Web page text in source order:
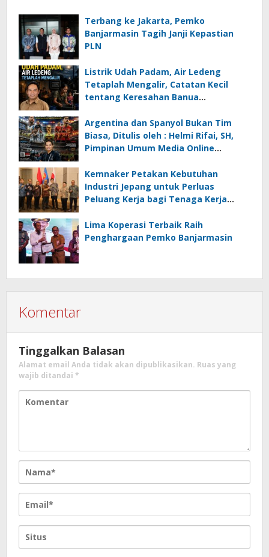
Terbang ke Jakarta, Pemko
Banjarmasin Tagih Janji Kepastian
PLN
Listrik Udah Padam, Air Ledeng
Tetaplah Mengalir, Catatan Kecil
tentang Keresahan Banua
Ancaman Lingkungan, Oleh : Helmi
Rifai, SH
Argentina dan Spanyol Bukan Tim
Biasa, Ditulis oleh : Helmi Rifai, SH,
Pimpinan Umum Media Online
Kemnaker Petakan Kebutuhan
Industri Jepang untuk Perluas
Peluang Kerja bagi Tenaga Kerja
Lima Koperasi Terbaik Raih
Penghargaan Pemko Banjarmasin
Komentar
Tinggalkan Balasan
Alamat email Anda tidak akan dipublikasikan. Ruas yang
wajib ditandai *